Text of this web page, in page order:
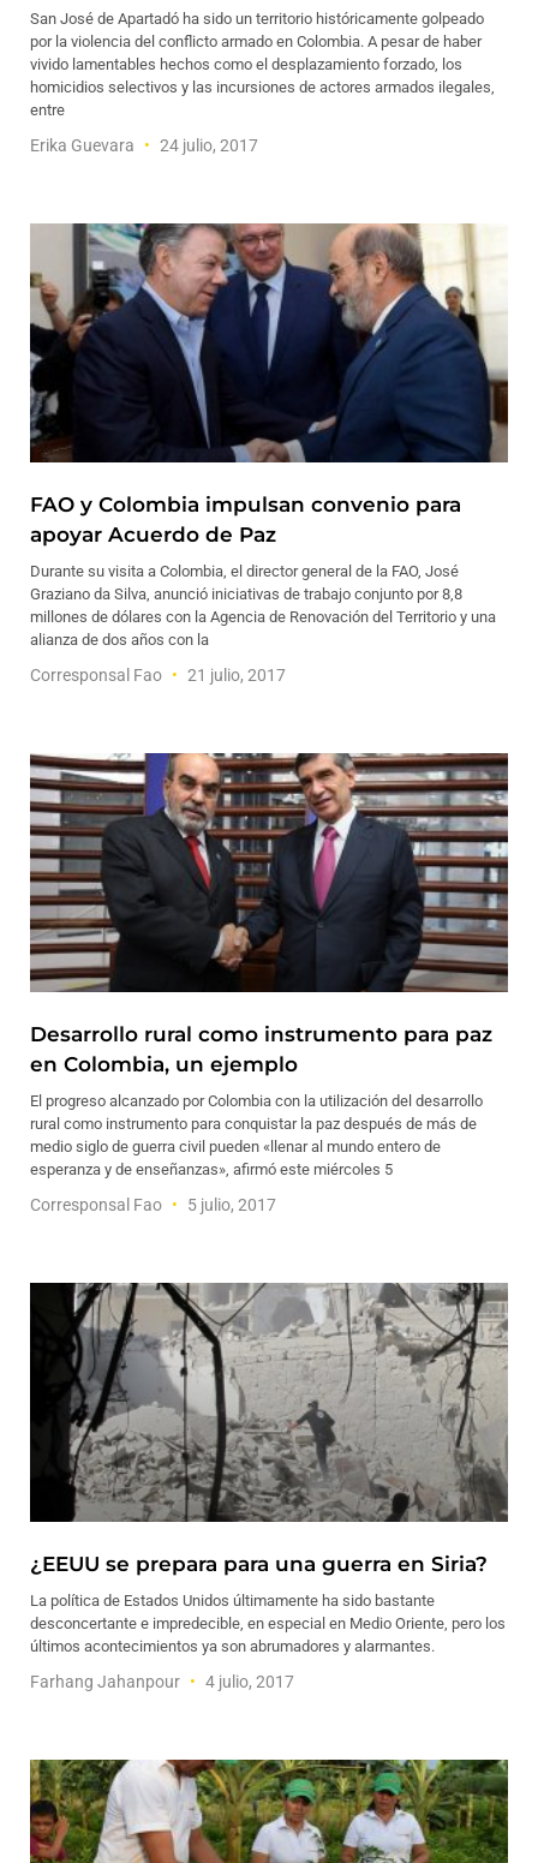
San José de Apartadó ha sido un territorio históricamente golpeado
por la violencia del conflicto armado en Colombia. A pesar de haber
vivido lamentables hechos como el desplazamiento forzado, los
homicidios selectivos y las incursiones de actores armados ilegales,
entre
Erika Guevara 24 julio, 2017
FAO y Colombia impulsan convenio para
apoyar Acuerdo de Paz
Durante su visita a Colombia, el director general de la FAO, José
Graziano da Silva, anunció iniciativas de trabajo conjunto por 8,8
millones de dólares con la Agencia de Renovación del Territorio y una
alianza de dos años con la
Corresponsal Fao 21 julio, 2017
Desarrollo rural como instrumento para paz
en Colombia, un ejemplo
El progreso alcanzado por Colombia con la utilización del desarrollo
rural como instrumento para conquistar la paz después de más de
medio siglo de guerra civil pueden «llenar al mundo entero de
esperanza y de enseñanzas», afirmó este miércoles 5
Corresponsal Fao 5 julio, 2017
¿EEUU se prepara para una guerra en Siria?
La política de Estados Unidos últimamente ha sido bastante
desconcertante e impredecible, en especial en Medio Oriente, pero los
últimos acontecimientos ya son abrumadores y alarmantes.
Farhang Jahanpour 4 julio, 2017